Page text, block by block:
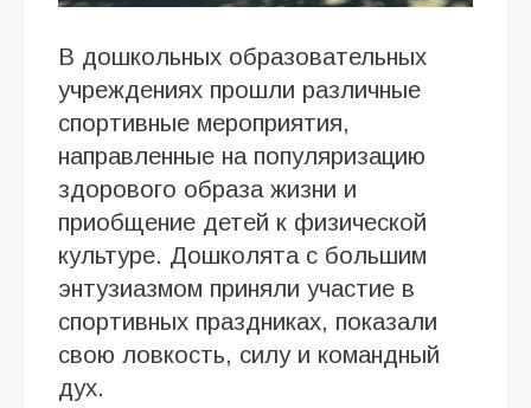
В дошкольных образовательных
учреждениях прошли различные
спортивные мероприятия,
направленные на популяризацию
здорового образа жизни и
приобщение детей к физической
культуре. Дошколята с большим
энтузиазмом приняли участие в
спортивных праздниках, показали
свою ловкость, силу и командный
дух.